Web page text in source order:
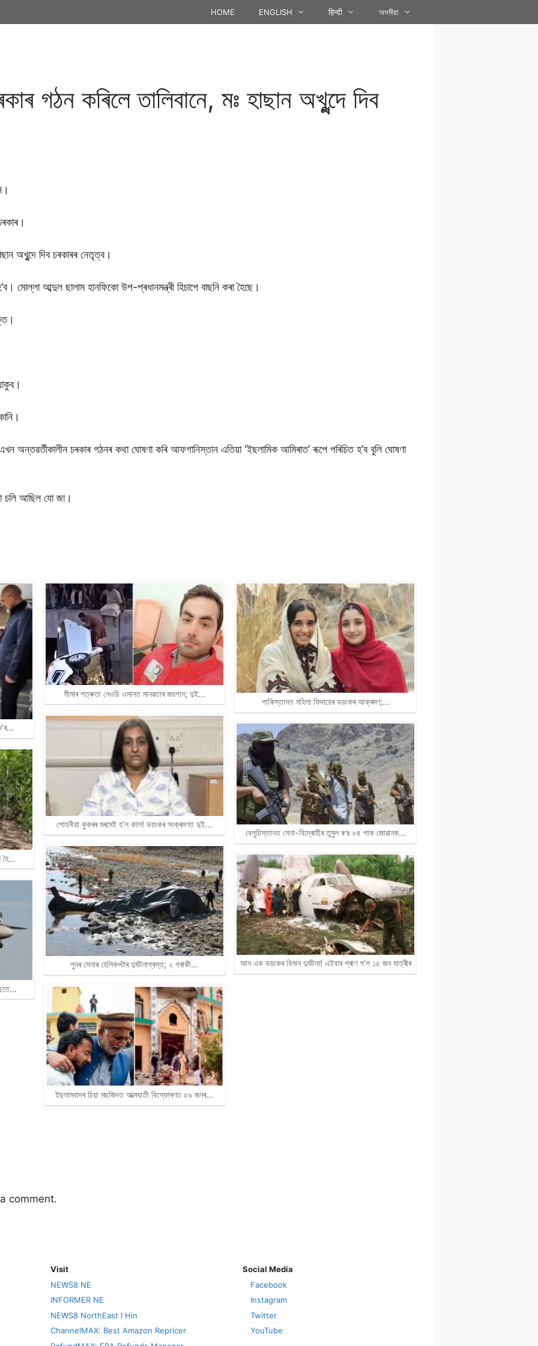
HOME ENGLISH हिन्दी অসমীয়া
গঠন কৰিলে তালিবানে, মঃ হাছান অখুন্দে দিব
অখুন্দে দিব চৰকাৰৰ নেতৃত্ব।
মোল্লা আব্দুল ছালাম হানফিকো উপ-প্ৰধানমন্ত্ৰী হিচাপে বাছনি কৰা হৈছে।
অন্তৱৰ্তীকালীন চৰকাৰ গঠনৰ কথা ঘোষণা কৰি আফগানিস্তান এতিয়া ‘ইছলামিক আমিৰাত’ ৰূপে পৰিচিত হ’ব বুলি ঘোষণা
চলি আছিল যো জা।
হৈ…
সীমাৰ শত্ৰুতা নেওচি ওমানত মানৱতাৰ জয়গান; দুই…
পোহনীয়া কুকৰৰ মৰমেই হ’ল কাল! ভয়ংকৰ সংক্ৰমণত দুই…
পুনৰ সেনাৰ হেলিকপ্টাৰ দুৰ্ঘটনাগ্ৰস্ত; ২ গৰাকী…
ইছলামবাদৰ চিয়া মছজিদত আত্মঘাতী বিস্ফোৰণত ৫৯ জনৰ…
পাকিস্তানত মহিলা ফিদায়েৰ ভয়ংকৰ আক্ৰমণ;…
বেলুচিস্তানত সেনা-বিদ্ৰোহীৰ তুমুল ৰণঃ ৮৪ পাক জোৱানক…
আন এক ভয়ংকৰ বিমান দুৰ্ঘটনা! এইবাৰ প্ৰাণ গ’ল ১৫ জন যাত্ৰীৰ
comment.
Visit
NEWS8 NE
INFORMER NE
NEWS8 NorthEast I Hin
ChannelMAX: Best Amazon Repricer
Social Media
Facebook
Instagram
Twitter
YouTube